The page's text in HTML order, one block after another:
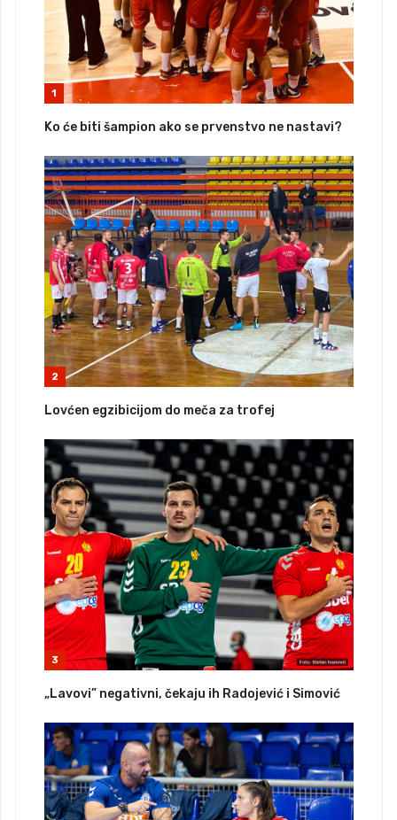
1
Ko će biti šampion ako se prvenstvo ne nastavi?
2
Lovćen egzibicijom do meča za trofej
3
„Lavovi” negativni, čekaju ih Radojević i Simović